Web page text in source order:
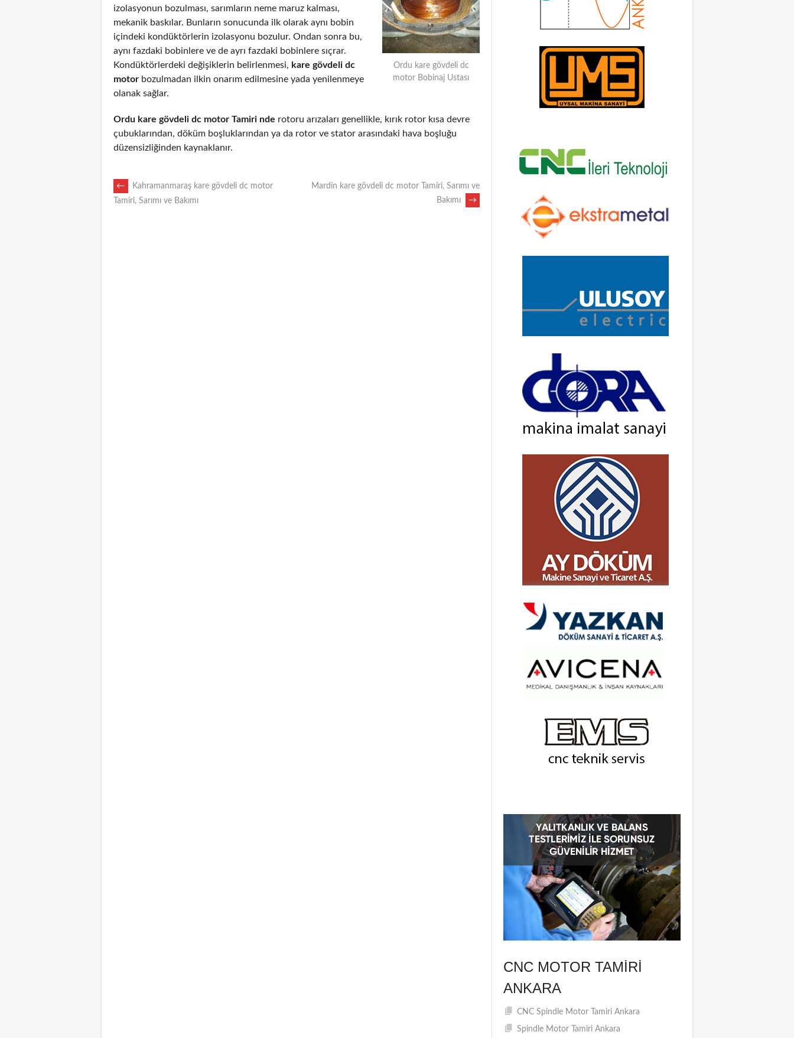
Ordu kare gövdeli dc
motor Bobinaj Ustası
izolasyonun bozulması, sarımların neme maruz kalması,
mekanik baskılar. Bunların sonucunda ilk olarak aynı bobin
içindeki kondüktörlerin izolasyonu bozulur. Ondan sonra bu,
aynı fazdaki bobinlere ve de ayrı fazdaki bobinlere sıçrar.
Kondüktörlerdeki değişiklerin belirlenmesi, kare gövdeli dc
motor bozulmadan ilkin onarım edilmesine yada yenilenmeye
olanak sağlar.
Ordu kare gövdeli dc motor Tamiri nde rotoru arızaları genellikle, kırık rotor kısa devre
çubuklarından, döküm boşluklarından ya da rotor ve stator arasındaki hava boşluğu
düzensizliğinden kaynaklanır.
POST
←
Kahramanmaraş kare gövdeli dc motor
Tamiri, Sarımı ve Bakımı
Mardin kare gövdeli dc motor Tamiri, Sarımı ve
Bakımı
→
CNC MOTOR TAMIRI
ANKARA
CNC Spindle Motor Tamiri Ankara
Spindle Motor Tamiri Ankara